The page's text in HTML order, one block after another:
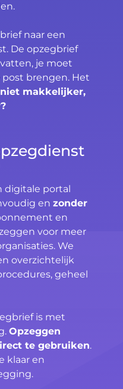
naar een
De opzegbrief
je moet
post brengen. Het
makkelijker,
digitale portal
en zonder
en
voor meer
We
overzichtelijk
geheel
is met
Opzeggen
te gebruiken.
klaar en